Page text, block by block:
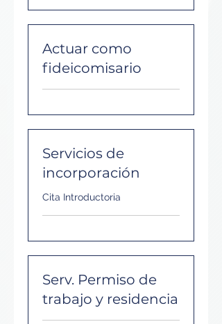
Actuar como
fideicomisario
Servicios de
incorporación
Cita Introductoria
Serv. Permiso de
trabajo y residencia